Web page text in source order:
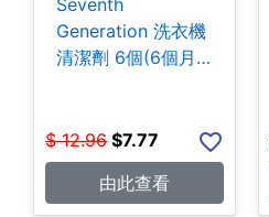
Seventh
Generation 洗衣機
清潔劑 6個(6個月
$ 12.96 $7.77
由此查看